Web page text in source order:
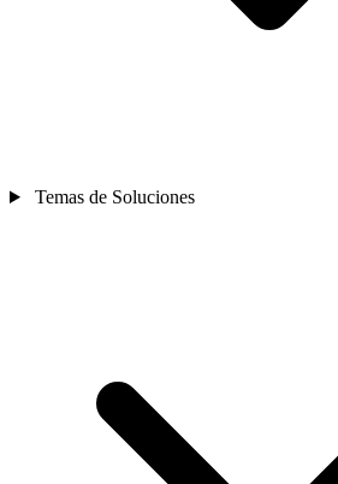
Temas de Soluciones